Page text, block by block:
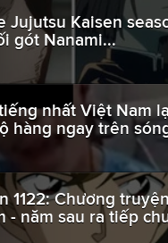
Jujutsu Kaisen
gót Nanami...
nhất Việt Nam
hàng ngay trên
1122: Chương
- năm sau ra tiếp